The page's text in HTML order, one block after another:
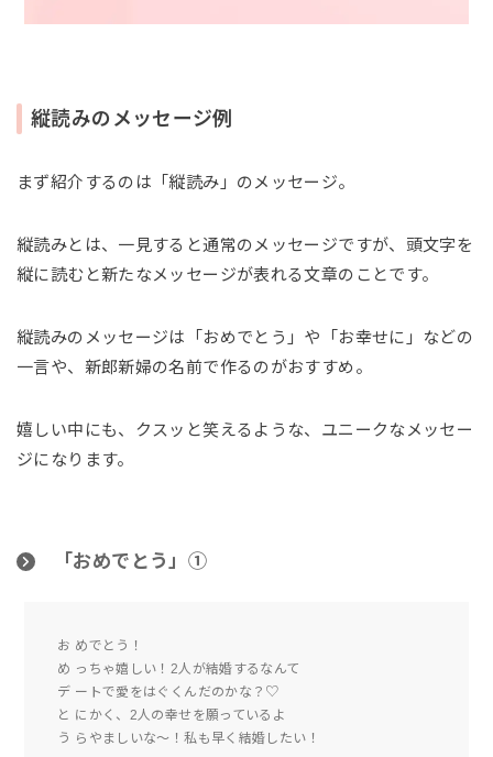
縦読みのメッセージ例
まず紹介するのは「縦読み」のメッセージ。
縦読みとは、一見すると通常のメッセージですが、頭文字を
縦に読むと新たなメッセージが表れる文章のことです。
縦読みのメッセージは「おめでとう」や「お幸せに」などの
一言や、新郎新婦の名前で作るのがおすすめ。
嬉しい中にも、クスッと笑えるような、ユニークなメッセー
ジになります。
「おめでとう」①
お めでとう！
め っちゃ嬉しい！2人が結婚するなんて
デ ートで愛をはぐくんだのかな？♡
と にかく、2人の幸せを願っているよ
う らやましいな～！私も早く結婚したい！